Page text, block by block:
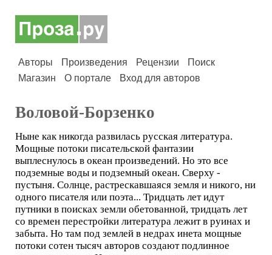
Авторы Произведения Рецензии
Поиск
Магазин
О портале Вход для авторов
Воловой-Борзенко
Ныне как никогда развилась русская литература.
Мощные потоки писательской фантазии
выплеснулось в океан произведений. Но это все
подземные воды и подземный океан. Сверху -
пустыня. Солнце, растрескавшаяся земля и никого, ни
одного писателя или поэта... Тридцать лет идут
путники в поисках земли обетованной, тридцать лет
со времен перестройки литература лежит в руинах и
забыта. Но там под землей в недрах инета мощные
потоки сотен тысяч авторов создают подлинное